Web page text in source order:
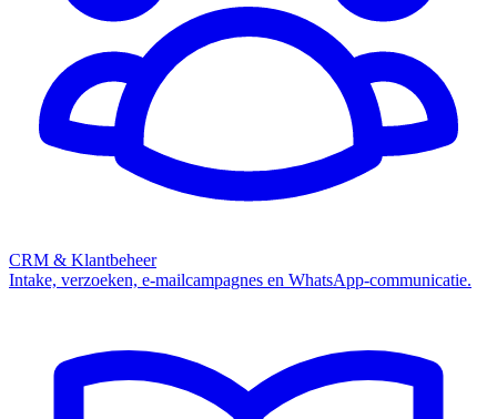
CRM & Klantbeheer
Intake, verzoeken, e-mailcampagnes en WhatsApp-communicatie.